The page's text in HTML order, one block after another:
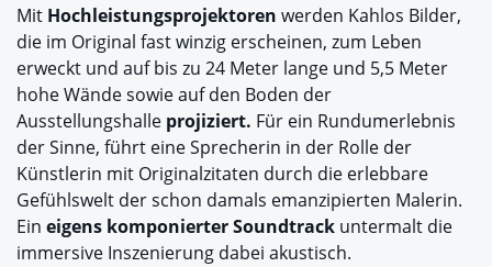
Mit Hochleistungsprojektoren werden Kahlos Bilder,
die im Original fast winzig erscheinen, zum Leben
erweckt und auf bis zu 24 Meter lange und 5,5 Meter
hohe Wände sowie auf den Boden der
Ausstellungshalle projiziert. Für ein Rundumerlebnis
der Sinne, führt eine Sprecherin in der Rolle der
Künstlerin mit Originalzitaten durch die erlebbare
Gefühlswelt der schon damals emanzipierten Malerin.
Ein eigens komponierter Soundtrack untermalt die
immersive Inszenierung dabei akustisch.